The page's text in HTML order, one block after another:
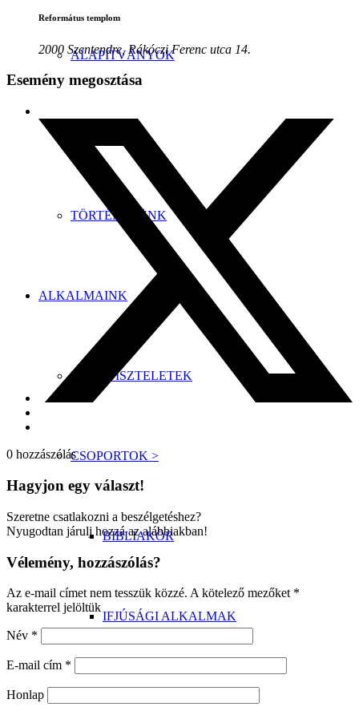
ALAPÍTVÁNYOK
TÖRTÉNETÜNK
ALKALMAINK
ISTENTISZTELETEK
CSOPORTOK >
BIBLIAKÖR
IFJÚSÁGI ALKALMAK
Református templom
2000 Szentendre, Rákóczi Ferenc utca 14.
Esemény megosztása
0 hozzászólás
Hagyjon egy választ!
Szeretne csatlakozni a beszélgetéshez?
Nyugodtan járulj hozzá az alábbiakban!
Vélemény, hozzászólás?
Az e-mail címet nem tesszük közzé. A kötelező mezőket *
karakterrel jelöltük
Név *
E-mail cím *
Honlap